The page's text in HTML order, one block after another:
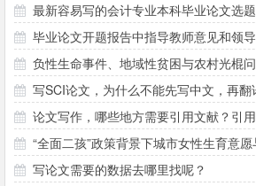
最新容易写的会计专业本科毕业论文选
33个题目）
毕业论文开题报告中指导教师意见和领
么写？负性生命事件、地域性贫困与农村光棍
制研究 ——以大别山村为个案
写SCI论文，为什么不能先写中文，再翻
接投稿？
论文写作，哪些地方需要引用文献？引
哪些注意事项？
“全面二孩”政策背景下城市女性生育意
差异研究
写论文需要的数据去哪里找呢？